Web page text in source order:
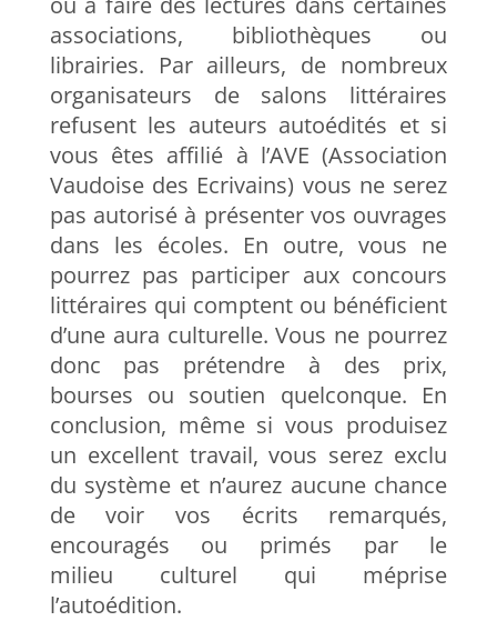
associations, bibliothèques ou
librairies. Par ailleurs, de nombreux
organisateurs de salons littéraires
refusent les auteurs autoédités et si
vous êtes affilié à l’AVE (Association
Vaudoise des Ecrivains) vous ne serez
pas autorisé à présenter vos ouvrages
dans les écoles. En outre, vous ne
pourrez pas participer aux concours
littéraires qui comptent ou bénéficient
d’une aura culturelle. Vous ne pourrez
donc pas prétendre à des prix,
bourses ou soutien quelconque. En
conclusion, même si vous produisez
un excellent travail, vous serez exclu
du système et n’aurez aucune chance
de voir vos écrits remarqués,
encouragés ou primés par le
milieu culturel qui méprise
l’autoédition.